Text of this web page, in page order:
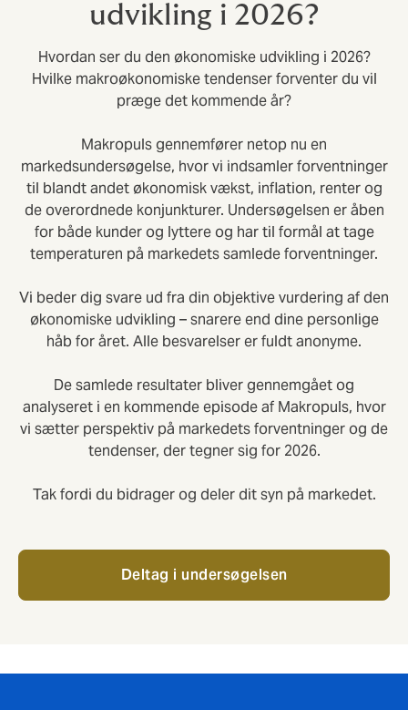
udvikling i 2026?
Hvordan ser du den økonomiske udvikling i 2026?
Hvilke makroøkonomiske tendenser forventer du vil
præge det kommende år?
Makropuls gennemfører netop nu en
markedsundersøgelse, hvor vi indsamler forventninger
til blandt andet økonomisk vækst, inflation, renter og
de overordnede konjunkturer. Undersøgelsen er åben
for både kunder og lyttere og har til formål at tage
temperaturen på markedets samlede forventninger.
Vi beder dig svare ud fra din objektive vurdering af den
økonomiske udvikling – snarere end dine personlige
håb for året. Alle besvarelser er fuldt anonyme.
De samlede resultater bliver gennemgået og
analyseret i en kommende episode af Makropuls, hvor
vi sætter perspektiv på markedets forventninger og de
tendenser, der tegner sig for 2026.
Tak fordi du bidrager og deler dit syn på markedet.
Deltag i undersøgelsen